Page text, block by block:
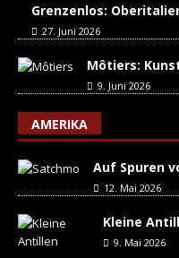
Grenzenlos:
27. Juni 2026
Môtiers:
9. Juni 2026
AMERIKA
Auf Spuren
12. Mai 2026
Kleine
9. Mai 2026